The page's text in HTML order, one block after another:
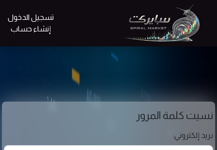
تسجيل الدخول
إنشاء حساب
نسيت كلمة المرور
بريد إلكتروني: